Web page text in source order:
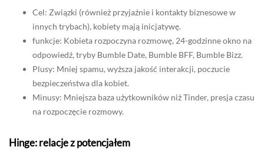
Cel: Związki (również przyjaźnie i kontakty biznesowe w
innych trybach), kobiety mają inicjatywę.
funkcje: Kobieta rozpoczyna rozmowę, 24-godzinne okno na
odpowiedź, tryby Bumble Date, Bumble BFF, Bumble Bizz.
Plusy: Mniej spamu, wyższa jakość interakcji, poczucie
bezpieczeństwa dla kobiet.
Minusy: Mniejsza baza użytkowników niż Tinder, presja czasu
na rozpoczęcie rozmowy.
Hinge: relacje z potencjałem